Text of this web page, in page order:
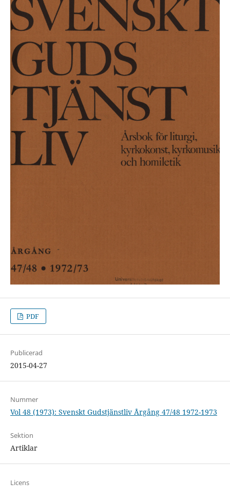
PDF
Publicerad
2015-04-27
Nummer
Vol 48 (1973): Svenskt Gudstjänstliv Årgång 47/48 1972-1973
Sektion
Artiklar
Licens